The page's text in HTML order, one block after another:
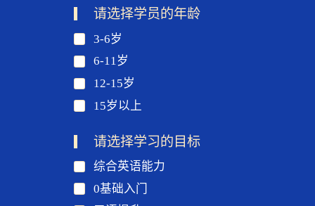
请选择学员的年龄
3-6岁
6-11岁
12-15岁
15岁以上
请选择学习的目标
综合英语能力
0基础入门